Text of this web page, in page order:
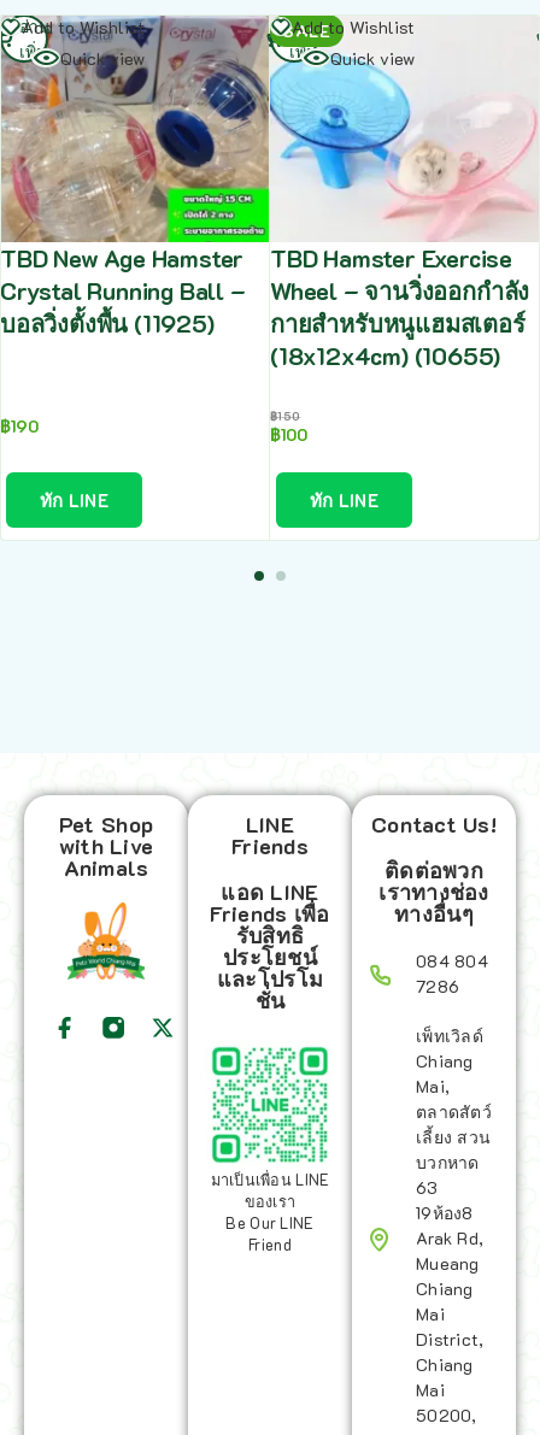
Add to Wishlist
Quick view
TBD New Age Hamster
Crystal Running Ball –
บอลวิ่งตั้งพื้น (11925)
฿190
ทัก LINE
อ่าน
เพิ่ม
SALE
Add to Wishlist
Quick view
TBD Hamster Exercise
Wheel – จานวิ่งออกกำลัง
กายสำหรับหนูแฮมสเตอร์
(18x12x4cm) (10655)
฿150
฿100
ทัก LINE
อ่าน
เพิ่ม
Pet Shop
with Live
Animals
LINE
Friends
แอด LINE
Friends เพื่อ
รับสิทธิ
ประโยชน์
และโปรโม
ชั่น
มาเป็นเพื่อน LINE
ของเรา
Be Our LINE
Friend
Contact Us!
ติดต่อพวก
เราทางช่อง
ทางอื่นๆ
084 804
7286
เพ็ทเวิลด์
Chiang
Mai,
ตลาดสัตว์
เลี้ยง สวน
บวกหาด
63
19ห้อง8
Arak Rd,
Mueang
Chiang
Mai
District,
Chiang
Mai
50200,